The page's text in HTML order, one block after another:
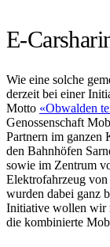
E-
Wie eine solche
derzeit bei einer
Motto «Obwalden
Genossenschaft
Partnern im ganzen
den Bahnhöfen
sowie im Zentrum
Elektrofahrzeug
wurden dabei ganz
Initiative wollen wir
die kombinierte